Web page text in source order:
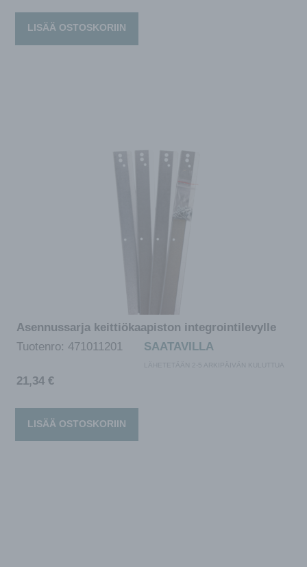
LISÄÄ OSTOSKORIIN
Asennussarja keittiökaapiston integrointilevylle
Tuotenro: 471011201 SAATAVILLA
LÄHETETÄÄN 2-5 ARKIPÄIVÄN KULUTTUA
21,34 €
LISÄÄ OSTOSKORIIN